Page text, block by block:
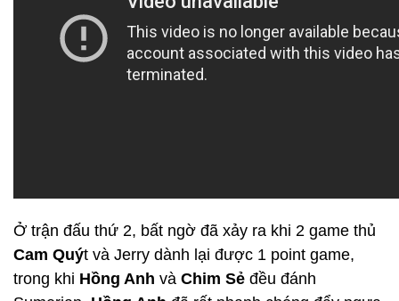
Ở trận đấu thứ 2, bất ngờ đã xảy ra khi 2 game thủ
Cam Quýt và Jerry dành lại được 1 point game,
trong khi Hồng Anh và Chim Sẻ đều đánh